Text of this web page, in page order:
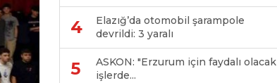
4
Elazığ’da otomobil şarampole
devrildi: 3 yaralı
5
ASKON: "Erzurum için faydalı olacak
işlerde...